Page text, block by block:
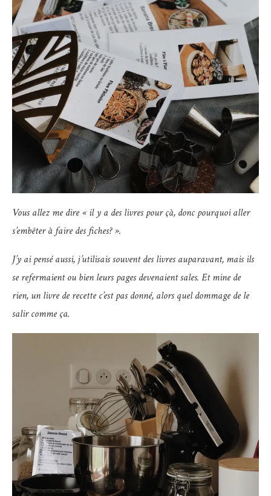
Vous allez me dire « il y a des livres pour çà, donc pourquoi aller
s’embêter à faire des fiches? ».
J’y ai pensé aussi, j’utilisais souvent des livres auparavant, mais ils
se refermaient ou bien leurs pages devenaient sales. Et mine de
rien, un livre de recette c’est pas donné, alors quel dommage de le
salir comme ça.